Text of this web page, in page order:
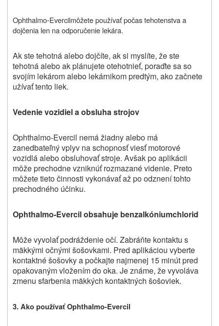
Ophthalmo-Evercilmôžete používať počas tehotenstva a
dojčenia len na odporučenie lekára.
Ak ste tehotná alebo dojčíte, ak si myslíte, že ste
tehotná alebo ak plánujete otehotnieť, poraďte sa so
svojím lekárom alebo lekárnikom predtým, ako začnete
užívať tento liek.
Vedenie vozidiel a obsluha strojov
Ophthalmo-Evercil nemá žiadny alebo má
zanedbateľný vplyv na schopnosť viesť motorové
vozidlá alebo obsluhovať stroje. Avšak po aplikácii
môže prechodne vzniknúť rozmazané videnie. Preto
môžete tieto činnosti vykonávať až po odznení tohto
prechodného účinku.
Ophthalmo-Evercil obsahuje benzalkóniumchlorid
Môže vyvolať podráždenie očí. Zabráňte kontaktu s
mäkkými očnými šošovkami. Pred aplikáciou vyberte
kontaktné šošovky a počkajte najmenej 15 minút pred
opakovaným vložením do oka. Je známe, že vyvoláva
zmenu sfarbenia mäkkých kontaktných šošoviek.
3. Ako používať Ophthalmo-Evercil